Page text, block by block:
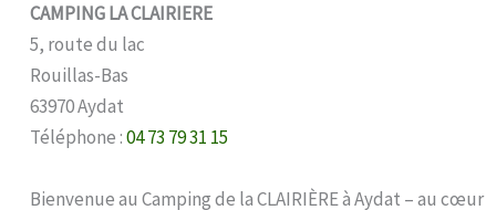
CAMPING LA CLAIRIERE
5, route du lac
Rouillas-Bas
63970 Aydat
Téléphone :04 73 79 31 15
Bienvenue au Camping de la CLAIRIÈRE à Aydat – au